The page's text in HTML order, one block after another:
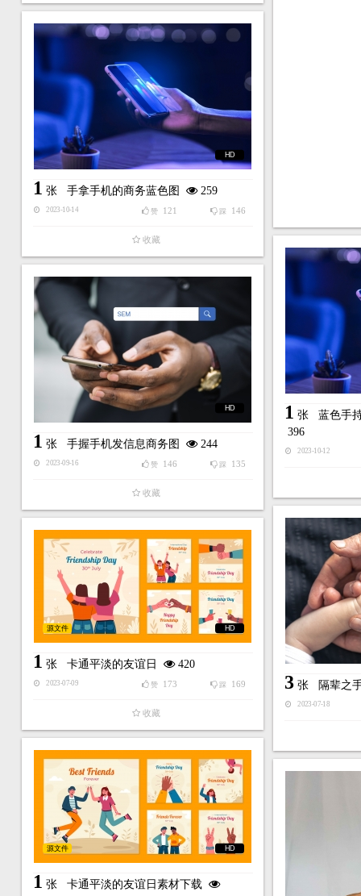
HD
1 张 手拿手机的商务蓝色图 259
2023-10-14 踩 146
赞 121
收藏
1 张 蓝色手
396
2023-10-12
HD
1 张 手握手机发信息商务图 244
2023-09-16 踩 135
赞 146
收藏
3张 隔辈之
2023-07-18
HD
源文件
1 张 卡通平淡的友谊日 420
2023-07-09 踩 169
赞 173
收藏
HD
源文件
1 张 卡通平淡的友谊日素材下载